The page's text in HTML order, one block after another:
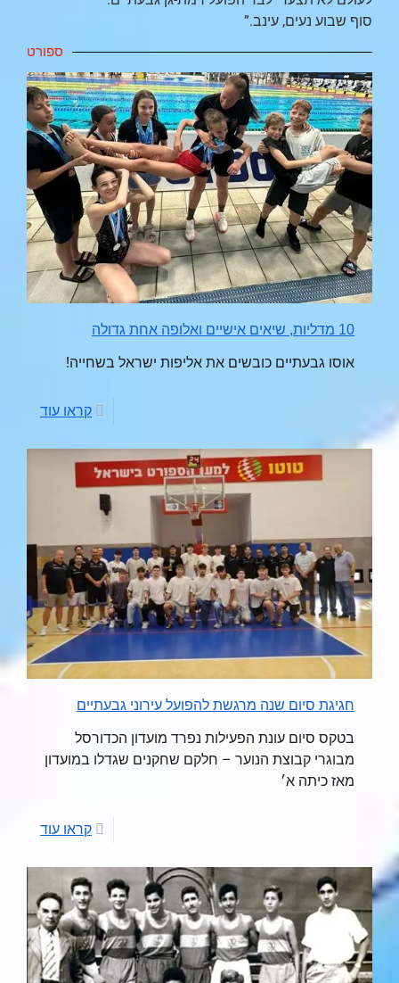
סוף שבוע נעים, עינב.”
ספורט
10 מדליות, שיאים אישיים ואלופה אחת גדולה
אוסו גבעתיים כובשים את אליפות ישראל בשחייה!
קראו עוד
חגיגת סיום שנה מרגשת להפועל עירוני גבעתיים
בטקס סיום עונת הפעילות נפרד מועדון הכדורסל
מבוגרי קבוצת הנוער – חלקם שחקנים שגדלו במועדון
מאז כיתה א׳
קראו עוד